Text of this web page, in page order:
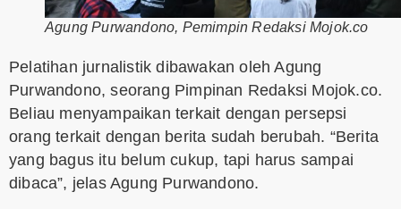
Agung Purwandono, Pemimpin Redaksi Mojok.co
Pelatihan jurnalistik dibawakan oleh Agung
Purwandono, seorang Pimpinan Redaksi Mojok.co.
Beliau menyampaikan terkait dengan persepsi
orang terkait dengan berita sudah berubah. “Berita
yang bagus itu belum cukup, tapi harus sampai
dibaca”, jelas Agung Purwandono.